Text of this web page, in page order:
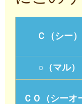
Ｃ（シー）
○（マル）
ＣＯ（シーオ